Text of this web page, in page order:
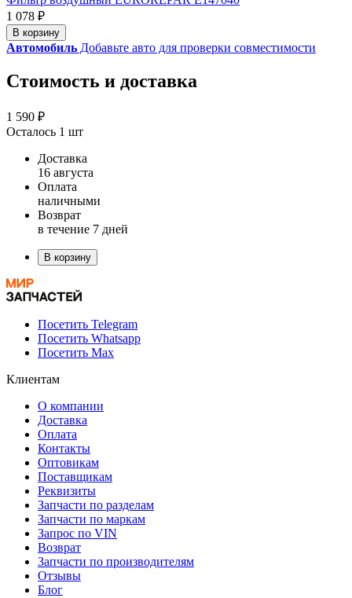
1 078 ₽
В корзину
Автомобиль Добавьте авто для проверки совместимости
Стоимость и доставка
1 590 ₽
Осталось 1 шт
Доставка
16 августа
Оплата
наличными
Возврат
в течение 7 дней
В корзину
Посетить Telegram
Посетить Whatsapp
Посетить Max
Клиентам
О компании
Доставка
Оплата
Контакты
Оптовикам
Поставщикам
Реквизиты
Запчасти по разделам
Запчасти по маркам
Запрос по VIN
Возврат
Запчасти по производителям
Отзывы
Блог